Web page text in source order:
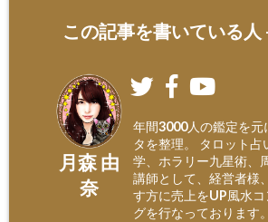
この記事を書いている人
月森 由
奈
年間3000人の鑑定を元
タを整理。 タロット占
学、ホラリー九星術、
講師として、経営者様
す方に売上をUP風水
グを行なっております。